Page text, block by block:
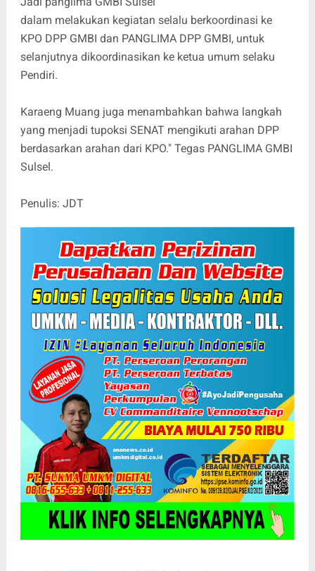
dalam melakukan kegiatan selalu berkoordinasi ke
KPO DPP GMBI dan PANGLIMA DPP GMBI, untuk
selanjutnya dikoordinasikan ke ketua umum selaku
Pendiri.
Karaeng Muang juga menambahkan bahwa langkah
yang menjadi tupoksi SENAT mengikuti arahan DPP
berdasarkan arahan dari KPO." Tegas PANGLIMA GMBI
Sulsel.
Penulis: JDT